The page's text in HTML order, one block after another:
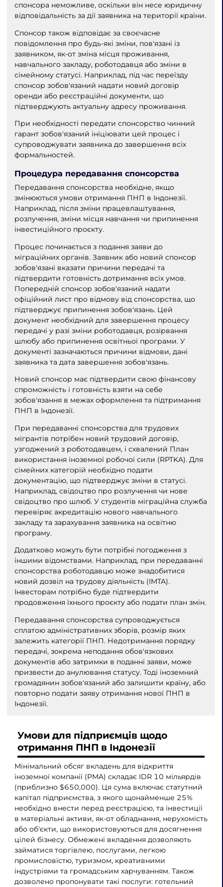
спонсора неможливе, оскільки він несе юридичну
відповідальність за дії заявника на території країни.
Спонсор також відповідає за своєчасне
повідомлення про будь-які зміни, пов'язані із
заявником, як-от зміна місця проживання,
навчального закладу, роботодавця або зміни в
сімейному статусі. Наприклад, під час переїзду
спонсор зобов'язаний надати новий договір
оренди або реєстраційні документи, що
підтверджують актуальну адресу проживання.
При необхідності передати спонсорство чинний
гарант зобов'язаний ініціювати цей процес і
супроводжувати заявника до завершення всіх
формальностей.
Процедура передавання спонсорства
Передавання спонсорства необхідне, якщо
змінюються умови отримання ПНП в Індонезії.
Наприклад, після зміни працевлаштування,
розлучення, зміни місця навчання чи припинення
інвестиційного проєкту.
Процес починається з подання заяви до
міграційних органів. Заявник або новий спонсор
зобов'язані вказати причини передачі та
підтвердити готовність дотримання всіх умов.
Попередній спонсор зобов'язаний надати
офіційний лист про відмову від спонсорства, що
підтверджує припинення зобов'язань. Цей
документ необхідний для завершення процесу
передачі у разі зміни роботодавця, розірвання
шлюбу або припинення освітньої програми. У
документі зазначаються причини відмови, дані
заявника та дата завершення зобов'язань.
Новий спонсор має підтвердити свою фінансову
спроможність і готовність взяти на себе
зобов'язання в межах оформлення та підтримання
ПНП в Індонезії.
При передаванні спонсорства для трудових
мігрантів потрібен новий трудовий договір,
узгоджений з роботодавцем, і схвалений План
використання іноземної робочої сили (RPTKA). Для
сімейних категорій необхідно подати
документацію, що підтверджує зміни в статусі.
Наприклад, свідоцтво про розлучення чи нове
свідоцтво про шлюб. У студентів міграційна служба
перевіряє акредитацію нового навчального
закладу та зарахування заявника на освітню
програму.
Додатково можуть бути потрібні погодження з
іншими відомствами. Наприклад, при передаванні
спонсорства роботодавцю може знадобитися
новий дозвіл на трудову діяльність (IMTA).
Інвесторам потрібно буде підтвердити
продовження їхнього проєкту або подати план змін.
Передавання спонсорства супроводжується
сплатою адміністративних зборів, розмір яких
залежить категорії ПНП. Недотримання порядку
передачі, зокрема неподання обов'язкових
документів або затримки в поданні заяви, може
призвести до анулювання статусу. Тоді іноземний
громадянин зобов'язаний або залишити країну, або
повторно подати заяву отримання нової ПНП в
Індонезії.
Умови для підприємців щодо
отримання ПНП в Індонезії
Мінімальний обсяг вкладень для відкриття
іноземної компанії (PMA) складає IDR 10 мільярдів
(приблизно $650,000). Ця сума включає статутний
капітал підприємства, з якого щонайменше 25%
необхідно внести перед реєстрацією, та інвестиції
в матеріальні активи, як-от обладнання, нерухомість
або об'єкти, що використовуються для досягнення
цілей бізнесу. Обмежені вкладення дозволяють
займатися торгівлею, послугами, легкою
промисловістю, туризмом, креативними
індустріями та громадським харчуванням. Також
дозволено пропонувати такі послуги: готельний